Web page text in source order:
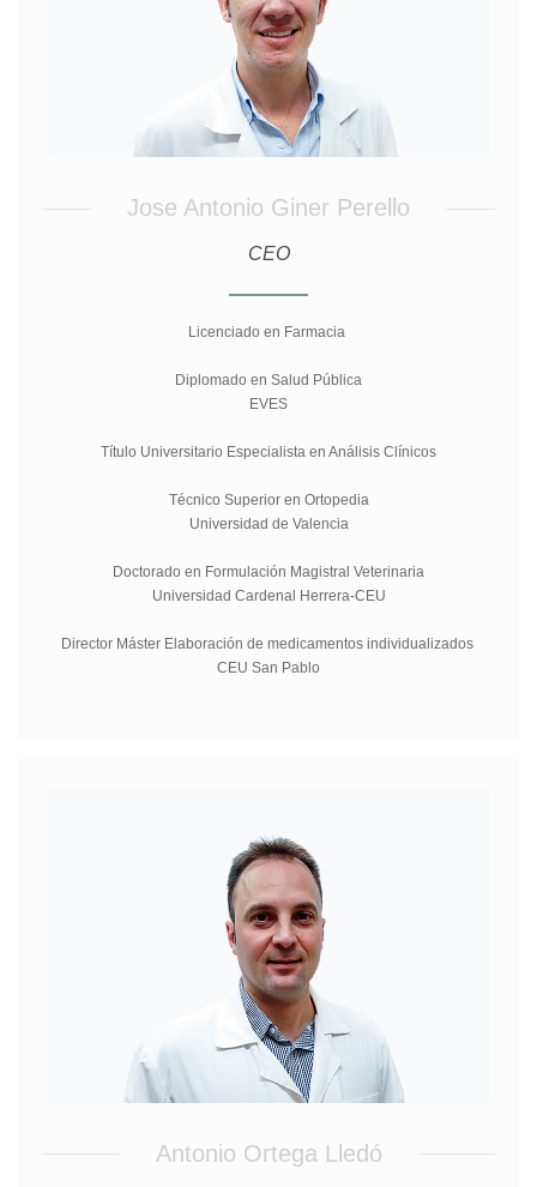
Jose Antonio Giner Perello
CEO
Licenciado en Farmacia
Diplomado en Salud Pública
EVES
Título Universitario Especialista en Análisis Clínicos
Técnico Superior en Ortopedia
Universidad de Valencia
Doctorado en Formulación Magistral Veterinaria
Universidad Cardenal Herrera-CEU
Director Máster Elaboración de medicamentos individualizados
CEU San Pablo
Antonio Ortega Lledó